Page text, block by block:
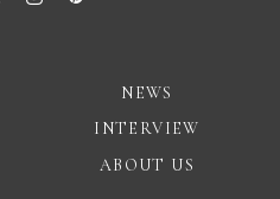
NEWS
INTERVIEW
ABOUT US